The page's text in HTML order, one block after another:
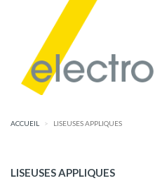
ACCUEIL LISEUSES APPLIQUES
LISEUSES APPLIQUES